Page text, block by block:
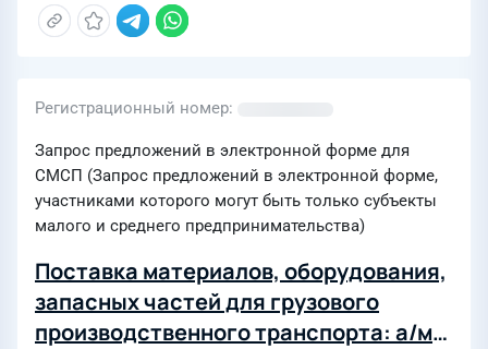
Регистрационный номер
Запрос предложений в электронной форме для
СМСП (Запрос предложений в электронной форме,
участниками которого могут быть только субъекты
малого и среднего предпринимательства)
Поставка материалов, оборудования,
запасных частей для грузового
производственного транспорта: а/м